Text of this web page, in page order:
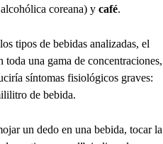
coreana) y café.
tipos de bebidas analizadas, el
una gama de concentraciones,
síntomas fisiológicos graves:
de bebida.
un dedo en una bebida, tocar la